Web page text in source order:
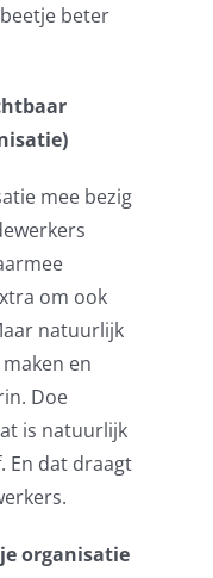
beter
mee bezig
om ook
natuurlijk
en
Doe
is natuurlijk
En dat draagt
organisatie